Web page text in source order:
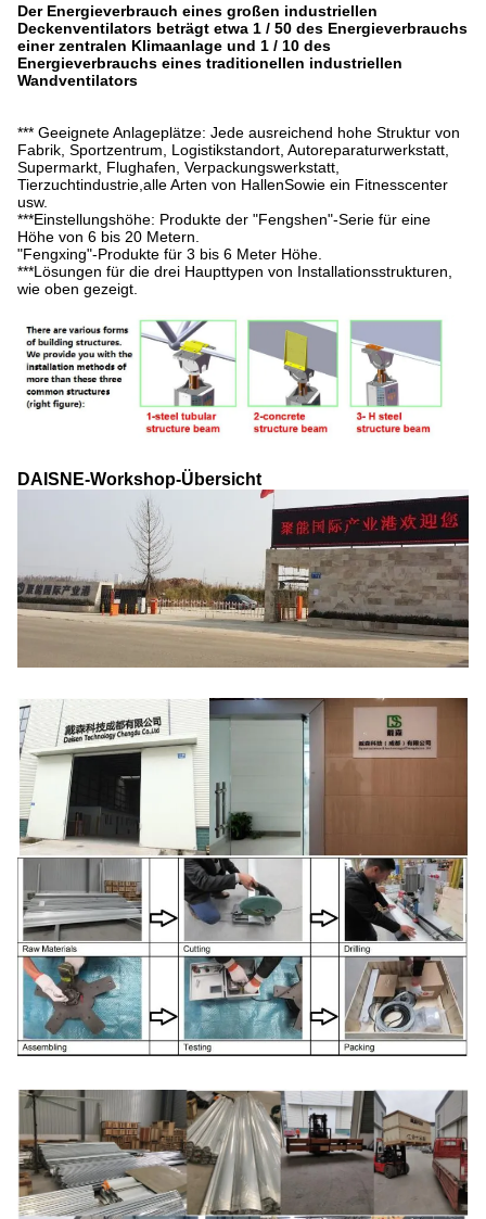
Der Energieverbrauch eines großen industriellen
Deckenventilators beträgt etwa 1 / 50 des Energieverbrauchs
einer zentralen Klimaanlage und 1 / 10 des
Energieverbrauchs eines traditionellen industriellen
Wandventilators
*** Geeignete Anlageplätze: Jede ausreichend hohe Struktur von
Fabrik, Sportzentrum, Logistikstandort, Autoreparaturwerkstatt,
Supermarkt, Flughafen, Verpackungswerkstatt,
Tierzuchtindustrie,alle Arten von HallenSowie ein Fitnesscenter
usw.
***Einstellungshöhe: Produkte der "Fengshen"-Serie für eine
Höhe von 6 bis 20 Metern.
"Fengxing"-Produkte für 3 bis 6 Meter Höhe.
***Lösungen für die drei Haupttypen von Installationsstrukturen,
wie oben gezeigt.
DAISNE-Workshop-Übersicht